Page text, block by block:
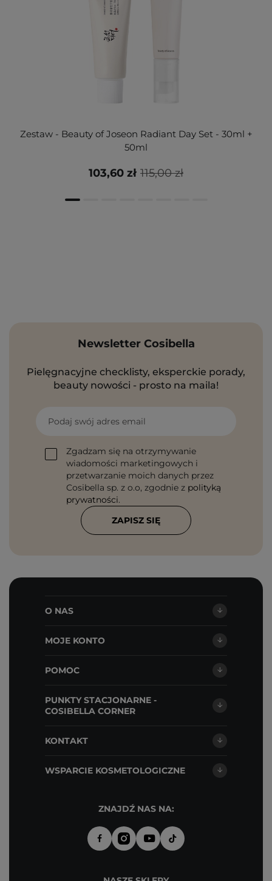
Zestaw - Beauty of Joseon Radiant Day Set - 30ml +
50ml
115,00 zł
103,60 zł
Newsletter Cosibella
Pielęgnacyjne checklisty, eksperckie porady,
beauty nowości - prosto na maila!
Podaj swój adres email
Zgadzam się na otrzymywanie
wiadomości marketingowych i
przetwarzanie moich danych przez
Cosibella sp. z o.o, zgodnie z polityką
prywatności.
ZAPISZ SIĘ
O NAS
MOJE KONTO
POMOC
PUNKTY STACJONARNE -
COSIBELLA CORNER
KONTAKT
WSPARCIE KOSMETOLOGICZNE
ZNAJDŹ NAS NA: